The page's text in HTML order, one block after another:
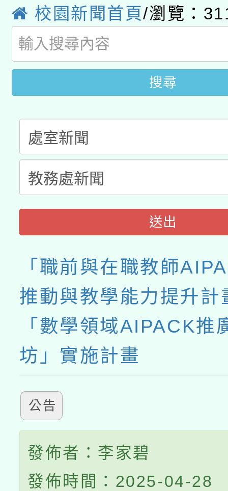
用水績優單位及節水達
動」
桃園市孔廟祈福系列
開 智慧啟航」
2026年桃園地景藝術
校園新聞首頁/瀏覽：
搜尋
送出
「職前與在職教師
推動與教學能力提升計
「數學領域AIPACK推
坊」實施計畫
公告
發佈者：李家碧
發佈時間：2025-04-28